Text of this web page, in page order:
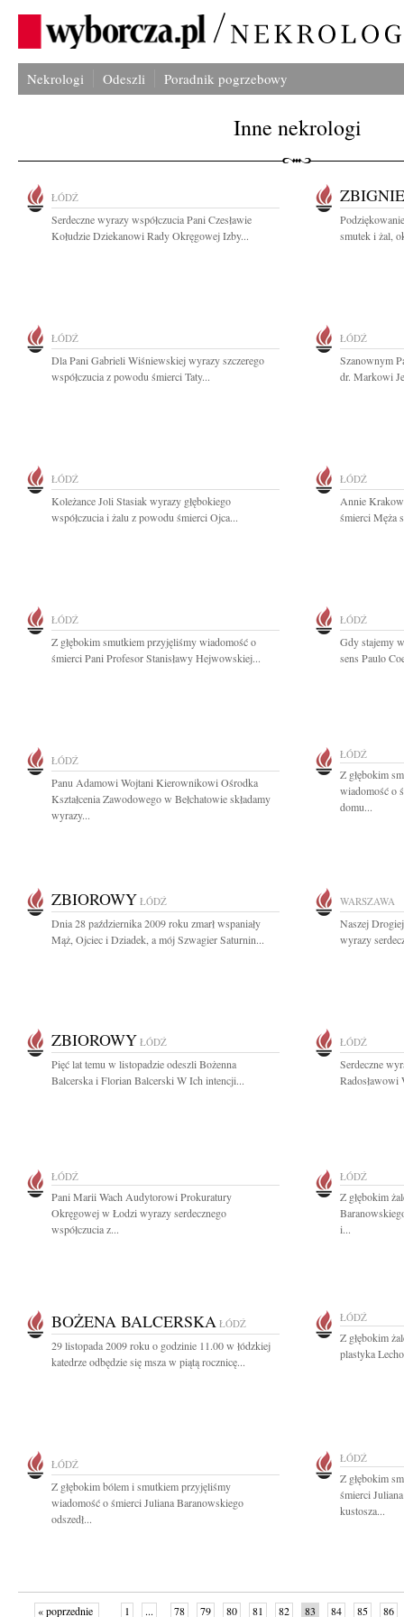
Nekrologi Odeszli Poradnik pogrzebowy
Inne nekrologi
ŁÓDŹ
Serdeczne wyrazy współczucia Pani Czesławie
Kołudzie Dziekanowi Rady Okręgowej Izby...
smutek i żal,
ŁÓDŹ
Dla Pani Gabrieli Wiśniewskiej wyrazy szczerego
współczucia z powodu śmierci Taty...
ŁÓDŹ
Szanownym
dr. Markowi
ŁÓDŹ
Koleżance Joli Stasiak wyrazy głębokiego
współczucia i żalu z powodu śmierci Ojca...
ŁÓDŹ
Annie
śmierci Męża
ŁÓDŹ
Z głębokim smutkiem przyjęliśmy wiadomość o
śmierci Pani Profesor Stanisławy Hejwowskiej...
ŁÓDŹ
Gdy stajemy
sens Paulo
ŁÓDŹ
Panu Adamowi Wojtani Kierownikowi Ośrodka
Kształcenia Zawodowego w Bełchatowie składamy
wyrazy...
ŁÓDŹ
Z głębokim
wiadomość o
domu...
ZBIOROWY ŁÓDŹ
Dnia 28 października 2009 roku zmarł wspaniały
Mąż, Ojciec i Dziadek, a mój Szwagier Saturnin...
WARSZAWA
Naszej
wyrazy
ZBIOROWY ŁÓDŹ
Pięć lat temu w listopadzie odeszli Bożenna
Balcerska i Florian Balcerski W Ich intencji...
ŁÓDŹ
Serdeczne
ŁÓDŹ
Pani Marii Wach Audytorowi Prokuratury
Okręgowej w Łodzi wyrazy serdecznego
współczucia z...
ŁÓDŹ
Z głębokim
i...
BOŻENA BALCERSKA ŁÓDŹ
29 listopada 2009 roku o godzinie 11.00 w łódzkiej
katedrze odbędzie się msza w piątą rocznicę...
ŁÓDŹ
Z głębokim
plastyka
ŁÓDŹ
Z głębokim bólem i smutkiem przyjęliśmy
wiadomość o śmierci Juliana Baranowskiego
odszedł...
ŁÓDŹ
Z głębokim
śmierci
kustosza...
« poprzednie 1 ... 78 79 80 81 82 83 84 85 86